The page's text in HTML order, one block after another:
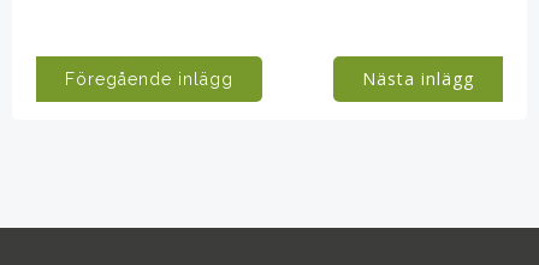
Post
Föregående inlägg
PostNästa inlägg